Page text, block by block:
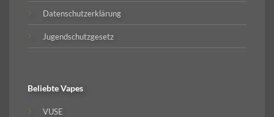
Datenschutzerklärung
Jugendschutzgesetz
BeliebteVapes
VUSE